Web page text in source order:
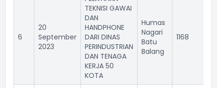
6
20
September
2023
TEKNISI GAWAI
DAN
HANDPHONE
DARI DINAS
PERINDUSTRIAN
DAN TENAGA
KERJA 50
KOTA
Humas
Nagari
Batu
Balang
1168